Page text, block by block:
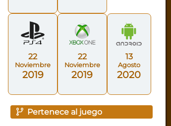
22
Noviembre
2019
22
Noviembre
2019
13
Agosto
2020
Pertenece al juego